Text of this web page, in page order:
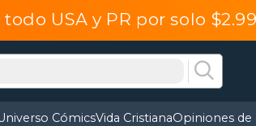
todo USA y PR por solo
CómicsVida CristianaOpiniones de